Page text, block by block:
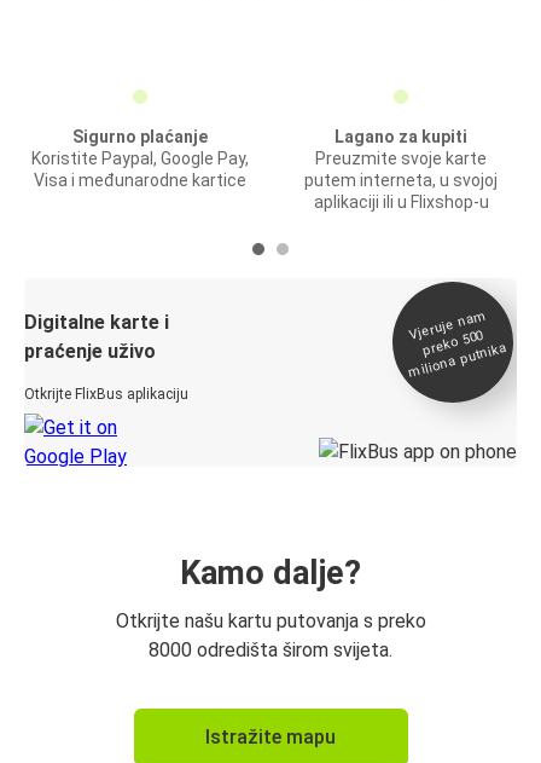
Sigurno plaćanje
Koristite Paypal, Google Pay,
Visa i međunarodne kartice
Lagano za kupiti
Preuzmite svoje karte
putem interneta, u svojoj
aplikaciji ili u Flixshop-u
Digitalne karte i
praćenje uživo
Otkrijte FlixBus aplikaciju
Vjeruje na
m
preko 500
miliona putnika
Kamo dalje?
Otkrijte našu kartu putovanja s preko
8000 odredišta širom svijeta.
Istražite mapu